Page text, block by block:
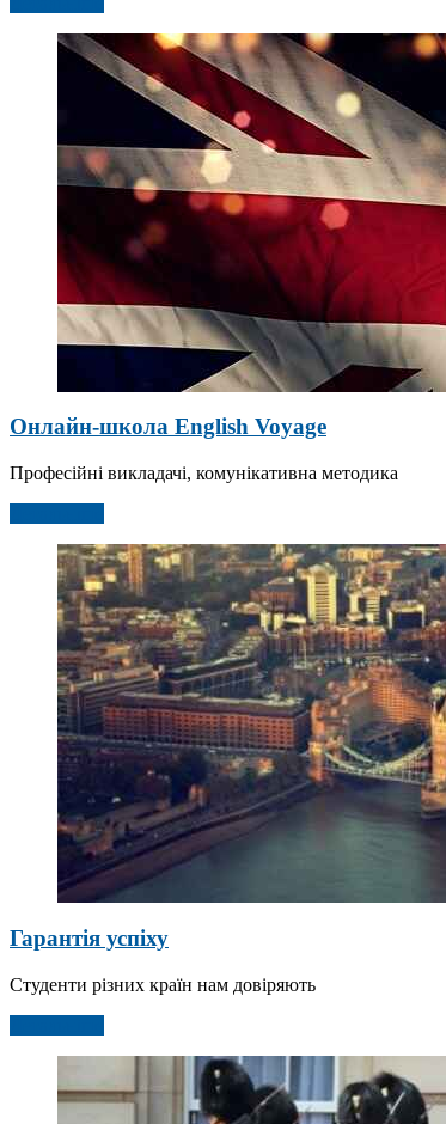
Онлайн-школа English Voyage
Професійні викладачі, комунікативна методика
Гарантія успіху
Студенти різних країн нам довіряють